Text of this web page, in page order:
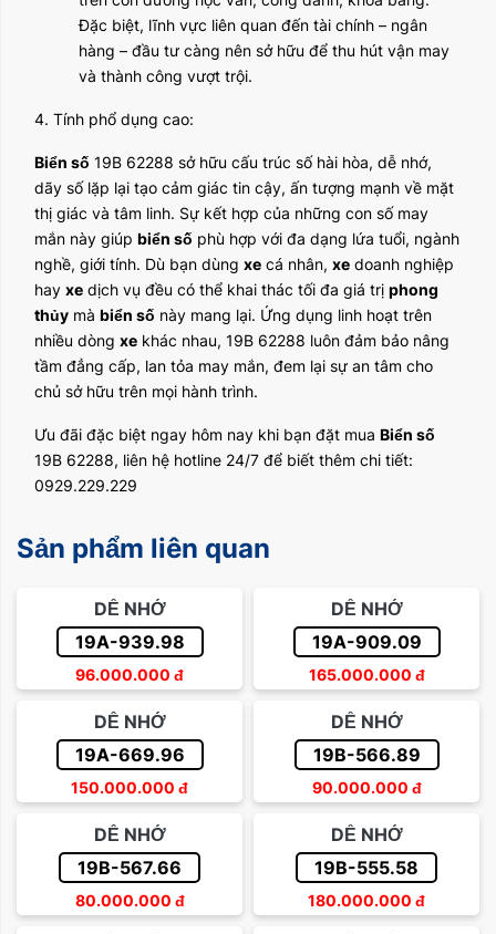
Đặc biệt, lĩnh vực liên quan đến tài chính – ngân
hàng – đầu tư càng nên sở hữu để thu hút vận may
và thành công vượt trội.
4. Tính phổ dụng cao:
Biển số 19B 62288 sở hữu cấu trúc số hài hòa, dễ nhớ,
dãy số lặp lại tạo cảm giác tin cậy, ấn tượng mạnh về mặt
thị giác và tâm linh. Sự kết hợp của những con số may
mắn này giúp biển số phù hợp với đa dạng lứa tuổi, ngành
nghề, giới tính. Dù bạn dùng xe cá nhân, xe doanh nghiệp
hay xe dịch vụ đều có thể khai thác tối đa giá trị phong
thủy mà biển số này mang lại. Ứng dụng linh hoạt trên
nhiều dòng xe khác nhau, 19B 62288 luôn đảm bảo nâng
tầm đẳng cấp, lan tỏa may mắn, đem lại sự an tâm cho
chủ sở hữu trên mọi hành trình.
Ưu đãi đặc biệt ngay hôm nay khi bạn đặt mua Biển số
19B 62288, liên hệ hotline 24/7 để biết thêm chi tiết:
0929.229.229
Sản phẩm liên quan
DỄ NHỚ
19A-939.98
96.000.000 đ
DỄ NHỚ
19A-909.09
165.000.000 đ
DỄ NHỚ
19A-669.96
150.000.000 đ
DỄ NHỚ
19B-566.89
90.000.000 đ
DỄ NHỚ
19B-567.66
80.000.000 đ
DỄ NHỚ
19B-555.58
180.000.000 đ